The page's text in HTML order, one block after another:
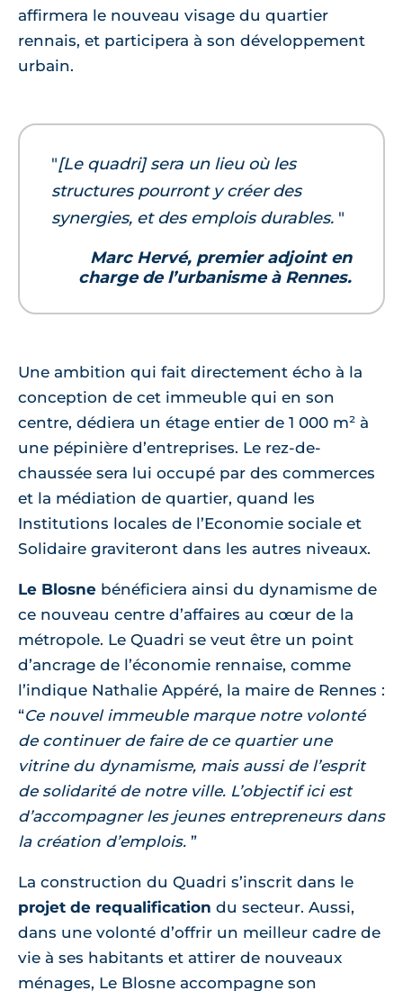
affirmera le nouveau visage du quartier
rennais, et participera à son développement
urbain.
"[Le quadri] sera un lieu où les
structures pourront y créer des
synergies, et des emplois durables. "
Marc Hervé, premier adjoint en
charge de l’urbanisme à Rennes.
Une ambition qui fait directement écho à la
conception de cet immeuble qui en son
centre, dédiera un étage entier de 1 000 m² à
une pépinière d’entreprises. Le rez-de-
chaussée sera lui occupé par des commerces
et la médiation de quartier, quand les
Institutions locales de l’Economie sociale et
Solidaire graviteront dans les autres niveaux.
Le Blosne bénéficiera ainsi du dynamisme de
ce nouveau centre d’affaires au cœur de la
métropole. Le Quadri se veut être un point
d’ancrage de l’économie rennaise, comme
l’indique Nathalie Appéré, la maire de Rennes :
“Ce nouvel immeuble marque notre volonté
de continuer de faire de ce quartier une
vitrine du dynamisme, mais aussi de l’esprit
de solidarité de notre ville. L’objectif ici est
d’accompagner les jeunes entrepreneurs dans
la création d’emplois. ”
La construction du Quadri s’inscrit dans le
projet de requalification du secteur. Aussi,
dans une volonté d’offrir un meilleur cadre de
vie à ses habitants et attirer de nouveaux
ménages, Le Blosne accompagne son